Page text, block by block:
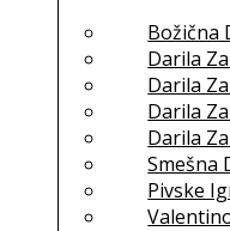
Božična
Darila
Darila
Darila
Darila
Smešna
Pivske